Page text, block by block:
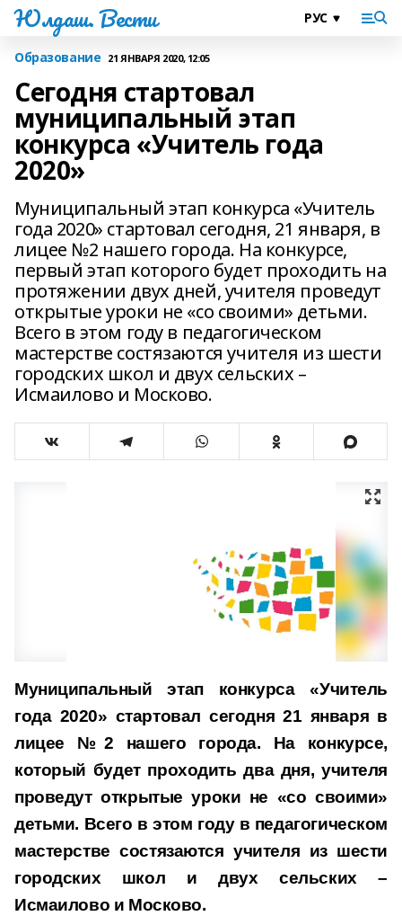
Юлдаш. Вести
Образование 21 ЯНВАРЯ 2020, 12:05
Сегодня стартовал
муниципальный этап
конкурса «Учитель года
2020»
Муниципальный этап конкурса «Учитель
года 2020» стартовал сегодня, 21 января, в
лицее №2 нашего города. На конкурсе,
первый этап которого будет проходить на
протяжении двух дней, учителя проведут
открытые уроки не «со своими» детьми.
Всего в этом году в педагогическом
мастерстве состязаются учителя из шести
городских школ и двух сельских –
Исмаилово и Москово.
Муниципальный этап конкурса «Учитель
года 2020» стартовал сегодня 21 января в
лицее №2 нашего города. На конкурсе,
который будет проходить два дня, учителя
проведут открытые уроки не «со своими»
детьми. Всего в этом году в педагогическом
мастерстве состязаются учителя из шести
городских школ и двух сельских –
Исмаилово и Москово.